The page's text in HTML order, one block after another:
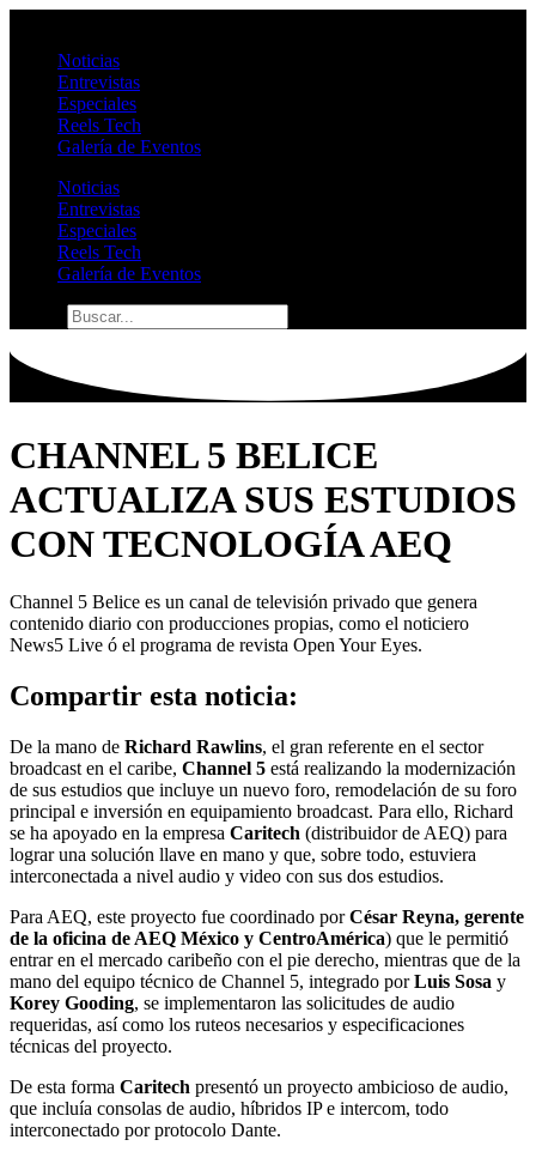
contenidoNoticias
Entrevistas
Especiales
Reels Tech
Galería de Eventos
Noticias
Entrevistas
Especiales
Reels Tech
Galería de Eventos
CHANNEL 5 BELICE
ACTUALIZA SUS ESTUDIOS
CON TECNOLOGÍA AEQ
Channel 5 Belice es un canal de televisión privado que genera
contenido diario con producciones propias, como el noticiero
News5 Live ó el programa de revista Open Your Eyes.
Compartir esta noticia:
De la mano de Richard Rawlins, el gran referente en el sector
broadcast en el caribe, Channel 5 está realizando la modernización
de sus estudios que incluye un nuevo foro, remodelación de su foro
principal e inversión en equipamiento broadcast. Para ello, Richard
se ha apoyado en la empresa Caritech (distribuidor de AEQ) para
lograr una solución llave en mano y que, sobre todo, estuviera
interconectada a nivel audio y video con sus dos estudios.
Para AEQ, este proyecto fue coordinado porCésar Reyna, gerente
de la oficina de AEQ México y CentroAmérica) que le permitió
entrar en el mercado caribeño con el pie derecho, mientras que de la
mano del equipo técnico de Channel 5, integrado porLuis Sosa y
Korey Gooding, se implementaron las solicitudes de audio
requeridas, así como los ruteos necesarios y especificaciones
técnicas del proyecto.
De esta forma Caritech presentó un proyecto ambicioso de audio,
que incluía consolas de audio, híbridos IP e intercom, todo
interconectado por protocolo Dante.